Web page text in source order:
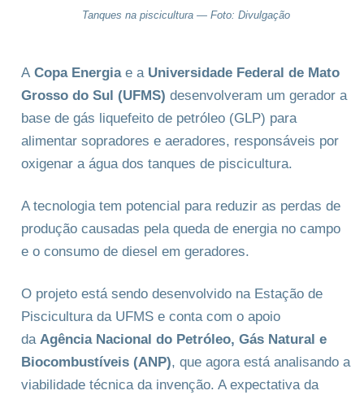
Tanques na piscicultura — Foto: Divulgação
A Copa Energiae a Universidade Federal de Mato
Grosso do Sul (UFMS) desenvolveram um gerador a
base de gás liquefeito de petróleo (GLP) para
alimentar sopradores e aeradores, responsáveis por
oxigenar a água dos tanques de piscicultura.
A tecnologia tem potencial para reduzir as perdas de
produção causadas pela queda de energia no campo
e o consumo de diesel em geradores.
O projeto está sendo desenvolvido na Estação de
Piscicultura da UFMS e conta com o apoio
da Agência Nacional do Petróleo, Gás Natural e
Biocombustíveis (ANP), que agora está analisando a
viabilidade técnica da invenção. A expectativa da